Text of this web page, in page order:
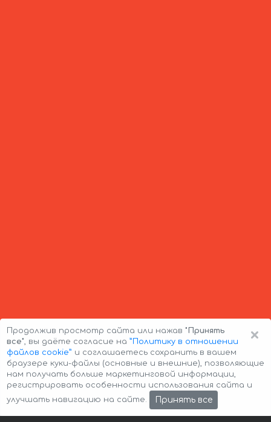
Авторские права © 2026 Авто-Аренда Cookie Policy
×
Продолжив просмотр сайта или нажав "Принять
все", вы даёте согласие на ”Политику в отношении
файлов cookie” и соглашаетесь сохранить в вашем
браузере куки-файлы (основные и внешние), позволяющие
нам получать больше маркетинговой информации,
регистрировать особенности использования сайта и
улучшать навигацию на сайте.
Принять все